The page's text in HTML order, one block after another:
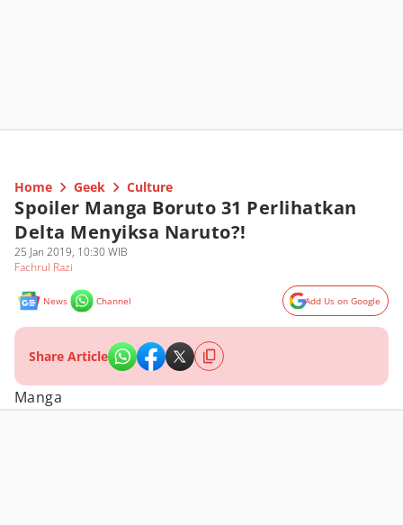
Home Geek Culture
Spoiler Manga Boruto 31 Perlihatkan
Delta Menyiksa Naruto?!
25 Jan 2019, 10:30 WIB
Fachrul Razi
News Channel Add Us on Google
Share Article
Manga